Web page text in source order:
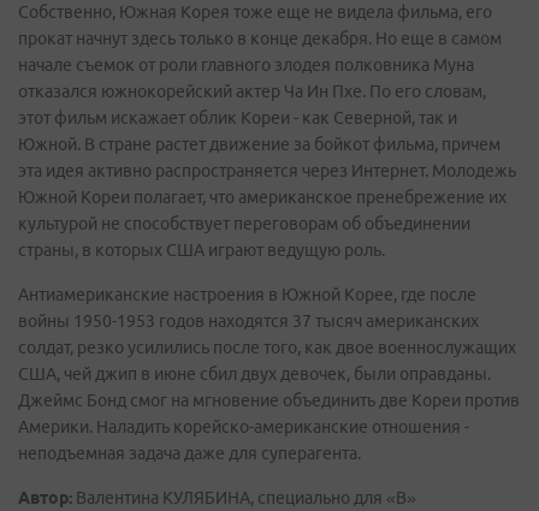
Собственно, Южная Корея тоже еще не видела фильма, его
прокат начнут здесь только в конце декабря. Но еще в самом
начале съемок от роли главного злодея полковника Муна
отказался южнокорейский актер Ча Ин Пхе. По его словам,
этот фильм искажает облик Кореи - как Северной, так и
Южной. В стране растет движение за бойкот фильма, причем
эта идея активно распространяется через Интернет. Молодежь
Южной Кореи полагает, что американское пренебрежение их
культурой не способствует переговорам об объединении
страны, в которых США играют ведущую роль.
Антиамериканские настроения в Южной Корее, где после
войны 1950-1953 годов находятся 37 тысяч американских
солдат, резко усилились после того, как двое военнослужащих
США, чей джип в июне сбил двух девочек, были оправданы.
Джеймс Бонд смог на мгновение объединить две Кореи против
Америки. Наладить корейско-американские отношения -
неподъемная задача даже для суперагента.
Автор: Валентина КУЛЯБИНА, специально для «В»